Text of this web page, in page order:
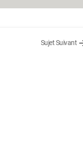
Sujet Suivant